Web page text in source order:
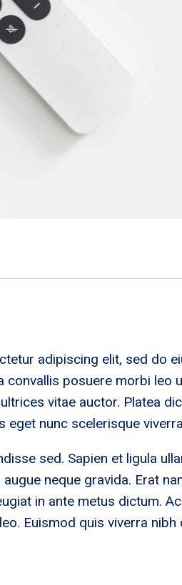
adipiscing elit, sed do
posuere morbi leo
vitae auctor. Platea
eget nunc scelerisque
sed. Sapien et ligula
neque gravida. Erat
in ante metus dictum.
Euismod quis viverra nibh